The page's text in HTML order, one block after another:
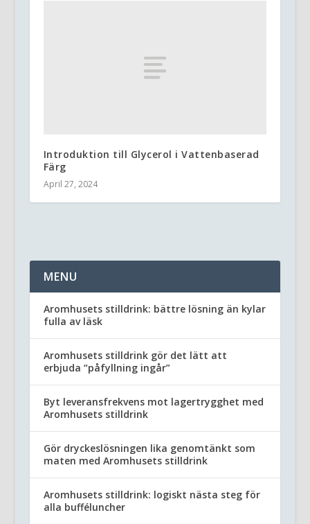
Introduktion till Glycerol i Vattenbaserad
Färg
April 27, 2024
MENU
Aromhusets stilldrink: bättre lösning än kylar
fulla av läsk
Aromhusets stilldrink gör det lätt att
erbjuda “påfyllning ingår”
Byt leveransfrekvens mot lagertrygghet med
Aromhusets stilldrink
Gör dryckeslösningen lika genomtänkt som
maten med Aromhusets stilldrink
Aromhusets stilldrink: logiskt nästa steg för
alla bufféluncher